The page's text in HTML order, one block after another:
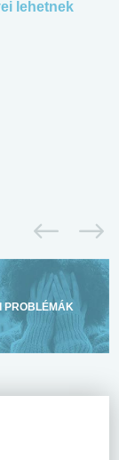
lehetnek
PROBLÉMÁK